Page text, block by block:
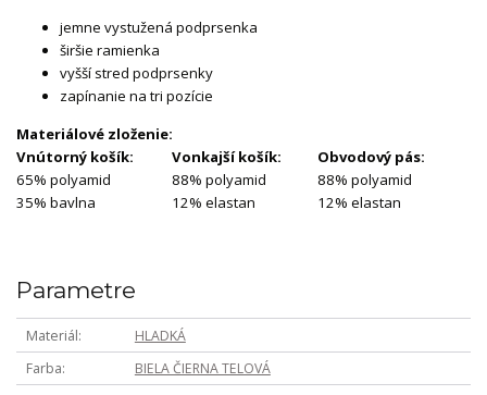
jemne vystužená podprsenka
širšie ramienka
vyšší stred podprsenky
zapínanie na tri pozície
Materiálové zloženie:
Vnútorný košík:
Vonkajší košík:
Obvodový pás:
65% polyamid
35% bavlna
88% polyamid
12% elastan
88% polyamid
12% elastan
Parametre
Materiál
HLADKÁ
Farba
BIELA ČIERNA TELOVÁ